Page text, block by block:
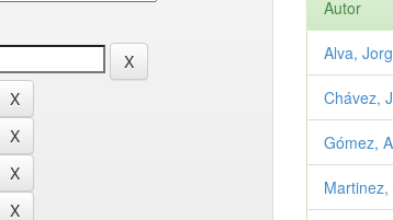
Autor
Alva,
Chávez,
Gómez,